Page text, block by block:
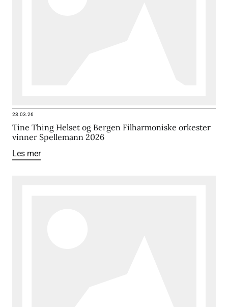
23.03.26
Tine Thing Helset og Bergen Filharmoniske orkester
vinner Spellemann 2026
Les mer